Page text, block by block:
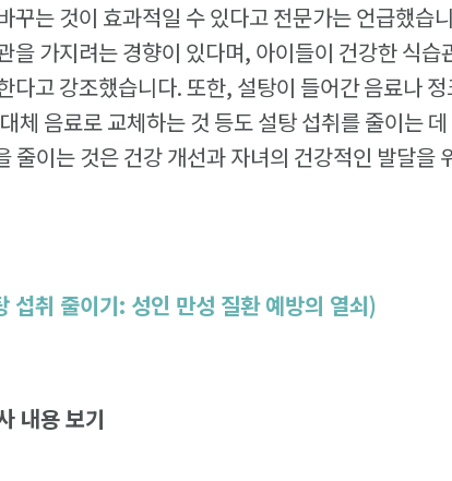
꾸는 것이 효과적일 수 있다고 전문가는 언급했습
을 가지려는 경향이 있다며, 아이들이 건강한 식습
다고 강조했습니다. 또한, 설탕이 들어간 음료나
체 음료로 교체하는 것 등도 설탕 섭취를 줄이는
줄이는 것은 건강 개선과 자녀의 건강적인 발달을
섭취 줄이기: 성인 만성 질환 예방의 열쇠)
내용 보기